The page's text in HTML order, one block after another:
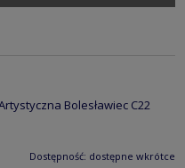
Bolesławiec C22
Dostępność: dostępne wkrótce